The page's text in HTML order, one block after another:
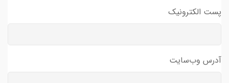
پست الکترونیک
آدرس وب‌سایت